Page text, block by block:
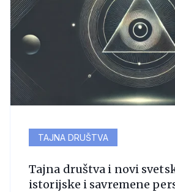
TAJNA DRUŠTVA
Tajna društva i novi
istorijske i savremene